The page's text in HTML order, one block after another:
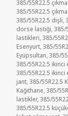
385/55R22.5
385/55R22.5
385/55R22.5 dişli,
dorse lastiği,385/
lastikleri,385/
Esenyurt,385/
Eyüpsultan,385/
385/55R22.5 ikinci
385/55R22.5 ikinci
jant,385/55R22.5
Kağıthane,385/
lastikler,385/
385/55R22.5